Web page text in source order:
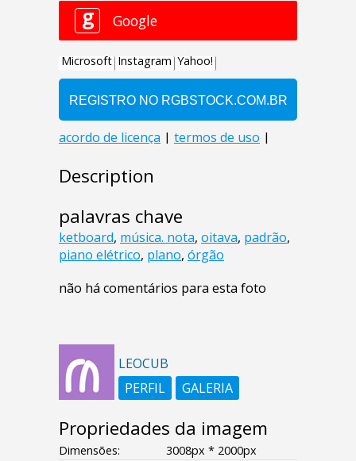
Description
palavras chave
ketboard, música. nota, oitava, padrão,
piano elétrico, plano, órgão
não há comentários para esta foto
LEOCUB
PERFIL
GALERIA
Propriedades da imagem
Dimensões:
3008px * 2000px